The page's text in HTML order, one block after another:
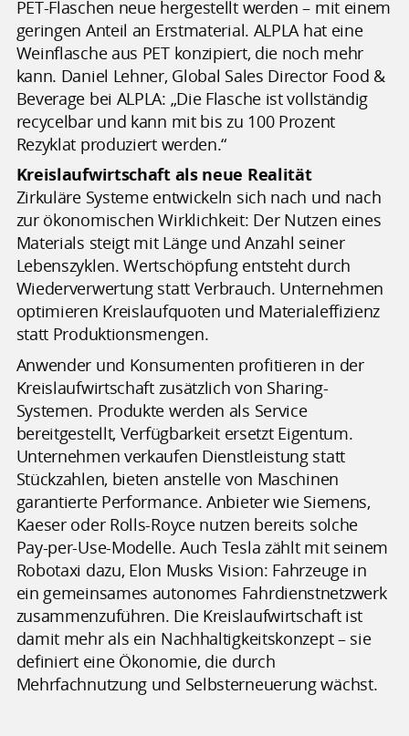
PET-Flaschen neue hergestellt werden – mit einem
geringen Anteil an Erstmaterial. ALPLA hat eine
Weinflasche aus PET konzipiert, die noch mehr
kann. Daniel Lehner, Global Sales Director Food &
Beverage bei ALPLA: „Die Flasche ist vollständig
recycelbar und kann mit bis zu 100 Prozent
Rezyklat produziert werden.“
Kreislaufwirtschaft als neue Realität
Zirkuläre Systeme entwickeln sich nach und nach
zur ökonomischen Wirklichkeit: Der Nutzen eines
Materials steigt mit Länge und Anzahl seiner
Lebenszyklen. Wertschöpfung entsteht durch
Wiederverwertung statt Verbrauch. Unternehmen
optimieren Kreislaufquoten und Materialeffizienz
statt Produktionsmengen.
Anwender und Konsumenten profitieren in der
Kreislaufwirtschaft zusätzlich von Sharing-
Systemen. Produkte werden als Service
bereitgestellt, Verfügbarkeit ersetzt Eigentum.
Unternehmen verkaufen Dienstleistung statt
Stückzahlen, bieten anstelle von Maschinen
garantierte Performance. Anbieter wie Siemens,
Kaeser oder Rolls-Royce nutzen bereits solche
Pay-per-Use-Modelle. Auch Tesla zählt mit seinem
Robotaxi dazu, Elon Musks Vision: Fahrzeuge in
ein gemeinsames autonomes Fahrdienstnetzwerk
zusammenzuführen. Die Kreislaufwirtschaft ist
damit mehr als ein Nachhaltigkeitskonzept – sie
definiert eine Ökonomie, die durch
Mehrfachnutzung und Selbsterneuerung wächst.